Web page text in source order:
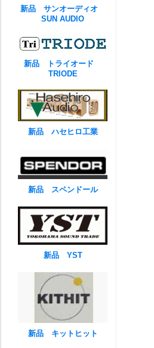
新品 サンオーディオ
SUN AUDIO
新品 トライオード
TRIODE
新品 ハセヒロ工業
新品 スペンドール
新品 YST
新品 キットヒット